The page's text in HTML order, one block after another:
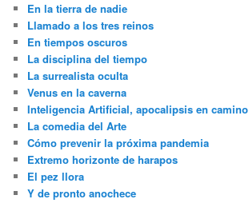
h
En la tierra de nadie
Llamado a los tres reinos
En tiempos oscuros
La disciplina del tiempo
La surrealista oculta
Venus en la caverna
Inteligencia Artificial, apocalipsis en camino
La comedia del Arte
Cómo prevenir la próxima pandemia
Extremo horizonte de harapos
El pez llora
Y de pronto anochece